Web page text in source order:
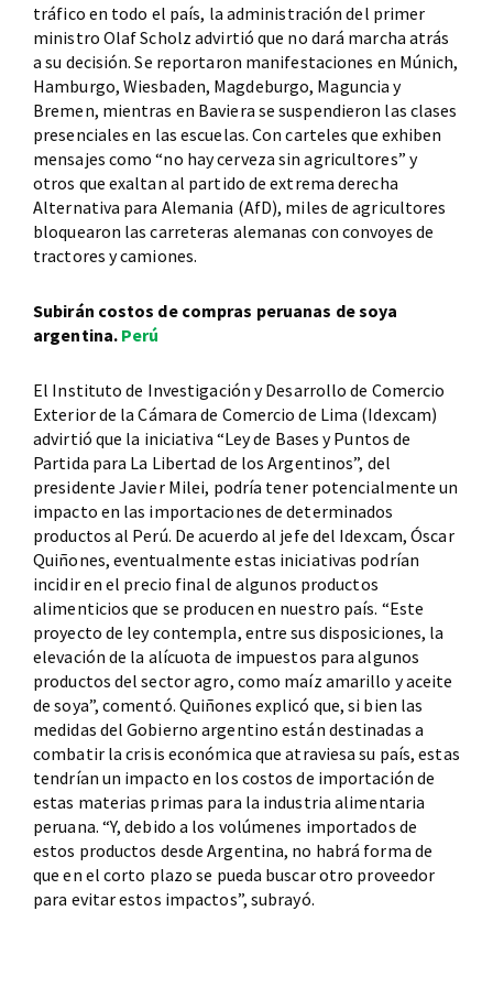
tráfico en todo el país, la administración del primer
ministro Olaf Scholz advirtió que no dará marcha atrás
a su decisión. Se reportaron manifestaciones en Múnich,
Hamburgo, Wiesbaden, Magdeburgo, Maguncia y
Bremen, mientras en Baviera se suspendieron las clases
presenciales en las escuelas. Con carteles que exhiben
mensajes como “no hay cerveza sin agricultores” y
otros que exaltan al partido de extrema derecha
Alternativa para Alemania (AfD), miles de agricultores
bloquearon las carreteras alemanas con convoyes de
tractores y camiones.
Subirán costos de compras peruanas de soya
argentina. Perú
El Instituto de Investigación y Desarrollo de Comercio
Exterior de la Cámara de Comercio de Lima (Idexcam)
advirtió que la iniciativa “Ley de Bases y Puntos de
Partida para La Libertad de los Argentinos”, del
presidente Javier Milei, podría tener potencialmente un
impacto en las importaciones de determinados
productos al Perú. De acuerdo al jefe del Idexcam, Óscar
Quiñones, eventualmente estas iniciativas podrían
incidir en el precio final de algunos productos
alimenticios que se producen en nuestro país. “Este
proyecto de ley contempla, entre sus disposiciones, la
elevación de la alícuota de impuestos para algunos
productos del sector agro, como maíz amarillo y aceite
de soya”, comentó. Quiñones explicó que, si bien las
medidas del Gobierno argentino están destinadas a
combatir la crisis económica que atraviesa su país, estas
tendrían un impacto en los costos de importación de
estas materias primas para la industria alimentaria
peruana. “Y, debido a los volúmenes importados de
estos productos desde Argentina, no habrá forma de
que en el corto plazo se pueda buscar otro proveedor
para evitar estos impactos”, subrayó.